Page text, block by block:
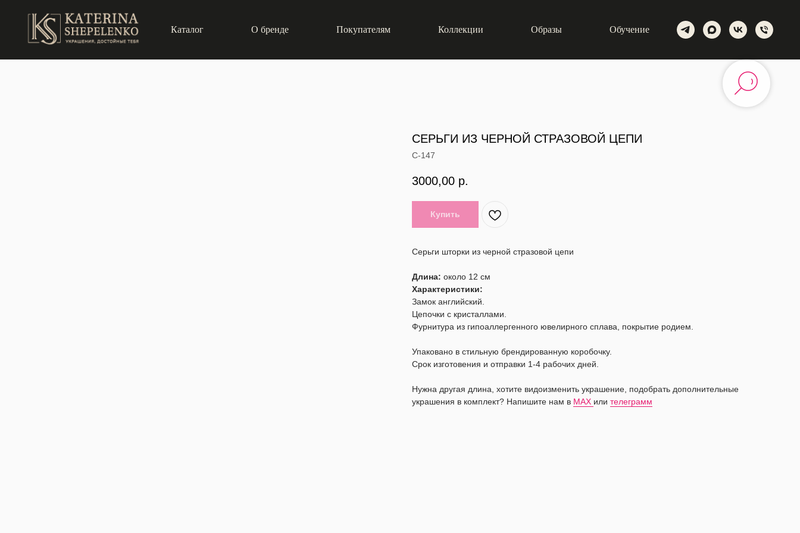
Каталог О бренде Покупателям Коллекции Образы Обучение
СЕРЬГИ ИЗ ЧЕРНОЙ СТРАЗОВОЙ ЦЕПИ
С-147
3000,00 р.
Купить
Серьги шторки из черной стразовой цепи
Длина: около 12 см
Характеристики:
Замок английский.
Цепочки с кристаллами.
Фурнитура из гипоаллергенного ювелирного сплава, покрытие родием.
Упаковано в стильную брендированную коробочку.
Срок изготовения и отправки 1-4 рабочих дней.
Нужна другая длина, хотите видоизменить украшение, подобрать дополнительные
украшения в комплект? Напишите нам в MAX или телеграмм